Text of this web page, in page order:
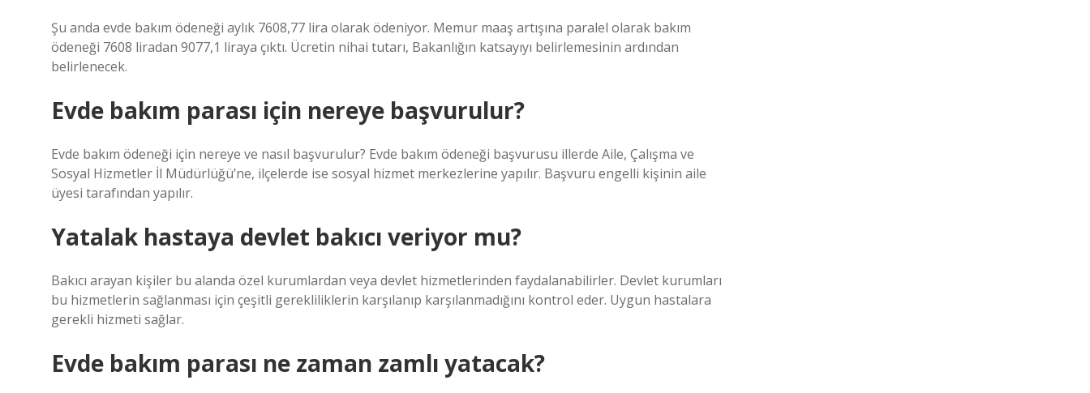
Şu anda evde bakım ödeneği aylık 7608,77 lira olarak ödeniyor. Memur maaş artışına paralel olarak bakım
ödeneği 7608 liradan 9077,1 liraya çıktı. Ücretin nihai tutarı, Bakanlığın katsayıyı belirlemesinin ardından
belirlenecek.
Evde bakım parası için nereye başvurulur?
Evde bakım ödeneği için nereye ve nasıl başvurulur? Evde bakım ödeneği başvurusu illerde Aile, Çalışma ve
Sosyal Hizmetler İl Müdürlüğü’ne, ilçelerde ise sosyal hizmet merkezlerine yapılır. Başvuru engelli kişinin aile
üyesi tarafından yapılır.
Yatalak hastaya devlet bakıcı veriyor mu?
Bakıcı arayan kişiler bu alanda özel kurumlardan veya devlet hizmetlerinden faydalanabilirler. Devlet kurumları
bu hizmetlerin sağlanması için çeşitli gerekliliklerin karşılanıp karşılanmadığını kontrol eder. Uygun hastalara
gerekli hizmeti sağlar.
Evde bakım parası ne zaman zamlı yatacak?